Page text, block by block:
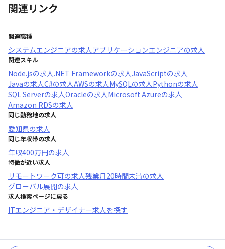
関連リンク
関連職種
システムエンジニアの求人アプリケーションエンジニアの求人
関連スキル
Node.jsの求人.NET Frameworkの求人JavaScriptの求人
Javaの求人C#の求人AWSの求人MySQLの求人Pythonの求人
SQL Serverの求人Oracleの求人Microsoft Azureの求人
Amazon RDSの求人
同じ勤務地の求人
愛知県の求人
同じ年収帯の求人
年収400万円の求人
特徴が近い求人
リモートワーク可の求人残業月20時間未満の求人
グローバル展開の求人
求人検索ページに戻る
ITエンジニア・デザイナー求人を探す